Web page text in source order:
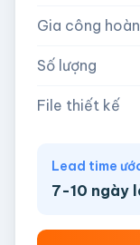
AI, PDF,
Gia công
Số lượng
File thiết kế
Lead time
7-10 ngày